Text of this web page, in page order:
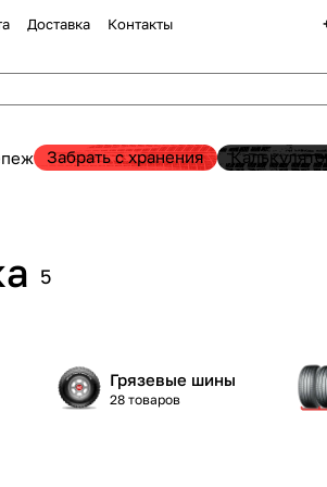
Доставка Контакты
Забрать с хранения
5
Грязевые шины
28 товаров